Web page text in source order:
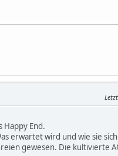
Happy End.
erwartet wird und wie sie
gewesen. Die kultivierte